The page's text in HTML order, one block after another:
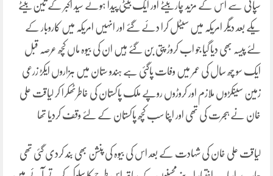
سپائی سے اس کے مزید چار بیٹے اور ایک بیٹی پیدا ہوئے سید اکبر کے تین بیٹے
یکے بعد دیگر امریکہ میں سیٹل کرا دئے گئے اور انہیں امریکہ میں کاروبار کے
لئے پیسہ بھی دیا گیا جو اب کروڑ پتی بن گئے ہیں ان کی بیوہ ماں کچھ عرصہ قبل
ایک سو چھ سال کی عمر میں وفات پاگئی ہے ہندو ستان میں ہزاروں ایکڑ زرعی
زمین سینکڑوں ملازم اور کروڑوں روپے ملک پاکستان کی خاطرٹھکرا کر لیاقت علی
خان نے ہجرت کی تھی اور اپنا سب کچھ پاکستان کے لئے وقف کردیا تھا
لیاقت علی خان کی شہادت کے بعد اس کی بیوہ کی پنشن بھی بند کردی گئی تھی